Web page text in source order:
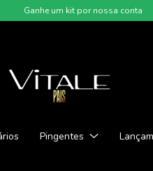
Ganhe um kit por nossa conta
Pingentes